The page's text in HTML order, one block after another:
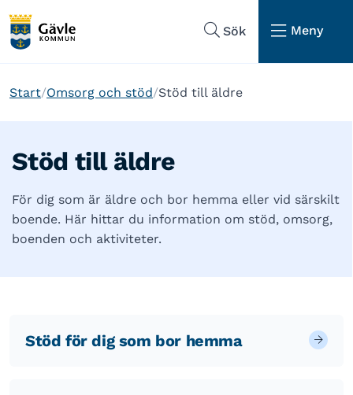
Sök
Meny
Start Omsorg och stöd Stöd till äldre
Stöd till äldre
För dig som är äldre och bor hemma eller vid särskilt
boende. Här hittar du information om stöd, omsorg,
boenden och aktiviteter.
Stöd för dig som bor hemma